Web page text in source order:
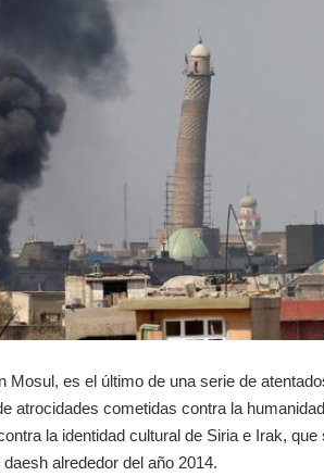
es el último de una serie de
atrocidades cometidas contra la
la identidad cultural de Siria e Irak, que
alrededor del año 2014.